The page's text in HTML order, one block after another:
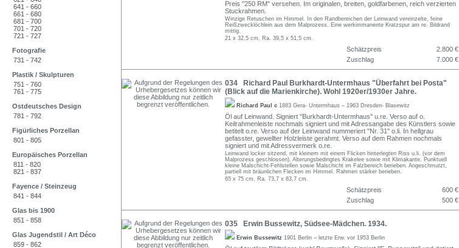
641 - 660
661 - 680
681 - 700
701 - 720
721 - 727
Fotografie
731 - 742
Plastik / Skulpturen
751 - 760
761 - 775
Ostdeutsches Design
781 - 792
Figürliches Porzellan
801 - 805
Europäisches Porzellan
811 - 820
821 - 837
Fayence / Steinzeug
841 - 844
Glas bis 1900
851 - 858
Glas Jugendstil / Art Déco
859 - 862
Preis "250 RM" versehen. Im originalen, breiten, goldfarbenen, reich verzierten
Stuckrahmen.
Winzige Retuschen im Himmel. In den Randbereichen der Leinwand vereinzelte, feine
Reißzwecklöchlein aus dem Malprozess. Eine werkimmanente Kratzspur am re. Bildrand
mittig.
21 x 32,5 cm, Ra. 39,5 x 51,5 cm.
Schätzpreis
2.800 €
Zuschlag
7.000 €
034 Richard Paul Burkhardt-Untermhaus "Überfahrt bei Posta"
(Blick auf die Marienkirche). Wohl 1920er/1930er Jahre.
Richard Paul c 1883 Gera- Untermhaus – 1963 Dresden- Blasewitz
Öl auf Leinwand. Signiert "Burkhardt-Untermhaus" u.re. Verso auf o.
Keilrahmenleiste nochmals signiert und mit Adressangabe des Künstlers sowie
betitelt o.re. Verso auf der Leinwand nummeriert "Nr. 31" o.li. In hellgrau
gefasster, gewellter Holzleiste gerahmt. Verso auf dem Rahmen nochmals
signiert und mit Adressvermerk o.re.
Leinwand locker sitzend, mit kleinem mit einem Flicken hinterlegten Riss u.li. (vor dem
Malprozess geschlossen). Alterungsbedingtes Krakelee sowie mit Klimakante. Punktuell
kleine Malschicht-Fehlstellen sowie Malschicht im Falzbereich berieben. Angeschmutzt,
partiell mit bräunlichen Flecken im Himmel. Rahmen stärker berieben.
65 x 75 cm, Ra. 73,7 x 83,7 cm.
Schätzpreis
600 €
Zuschlag
500 €
035 Erwin Bussewitz, Südsee-Mädchen. 1934.
Erwin Bussewitz 1901 Berlin – letzte Erw. vor 1953 Berlin